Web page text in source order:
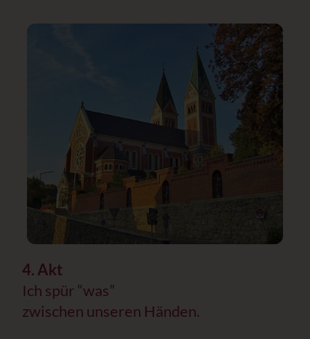
4. Akt
Ich spür “was”
zwischen unseren Händen.